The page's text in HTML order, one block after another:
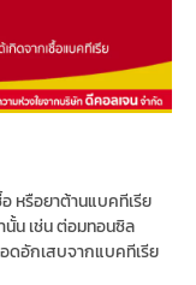
อ หรือยาต้านแบคทีเรีย
นั้น เช่น ต่อมทอนซิล
ดอักเสบจากแบคทีเรีย